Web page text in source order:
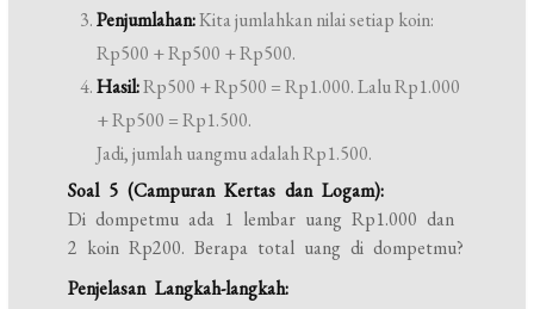
Penjumlahan:Kita jumlahkan nilai setiap koin:
Rp500 + Rp500 + Rp500.
Hasil:Rp500 + Rp500 = Rp1.000. Lalu Rp1.000
+ Rp500 = Rp1.500.
Jadi, jumlah uangmu adalah Rp1.500.
Soal 5 (Campuran Kertas dan Logam):
Di dompetmu ada 1 lembar uang Rp1.000 dan
2 koin Rp200. Berapa total uang di dompetmu?
Penjelasan Langkah-langkah: